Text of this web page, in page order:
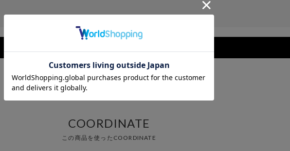
COORDINATE
この商品を使ったCOORDINATE